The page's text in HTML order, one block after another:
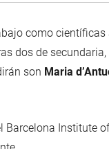
como científicas
dos de
son Maria
Barcelona Institute